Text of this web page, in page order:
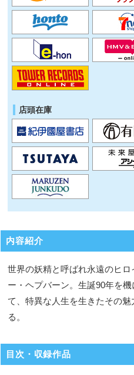
店頭在庫
内容紹介
世界の妖精と呼ばれ永遠のヒ
ー・ヘプバーン。生誕90年を
て、特異な人生を生きたその
る。
目次・収録作品